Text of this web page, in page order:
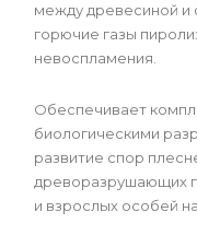
между древесиной и
горючие газы
невоспламения.
Обеспечивает
биологическими
развитие спор
древоразрушающих
и взрослых особей